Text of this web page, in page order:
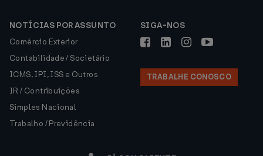
NOTÍCIAS POR ASSUNTO
Comércio Exterior
Contabilidade / Societário
ICMS, IPI, ISS e Outros
IR / Contribuições
Simples Nacional
Trabalho / Previdência
SIGA-NOS
TRABALHE CONOSCO